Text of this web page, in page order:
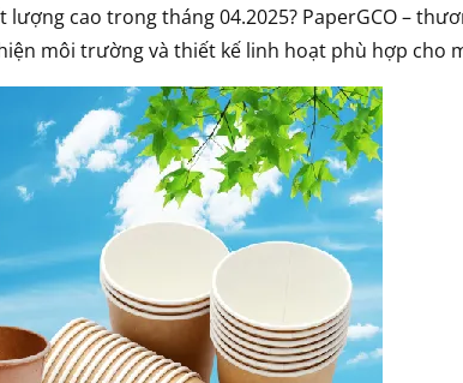
lượng cao trong tháng 04.2025? PaperGCO –
môi trường và thiết kế linh hoạt phù hợp cho